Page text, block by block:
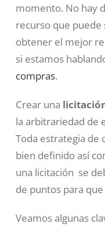
momento. No hay
recurso que
obtener el mejor
si estamos
compras.
Crear una
la arbitrariedad de
Toda estrategia de
bien definido así
una licitación se
de puntos para
Veamos algunas